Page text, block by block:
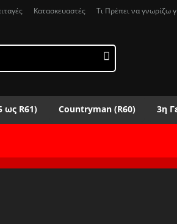
Κατασκευαστές Τι Πρέπει να γνωρίζω
ως R61) Countryman (R60) 3η